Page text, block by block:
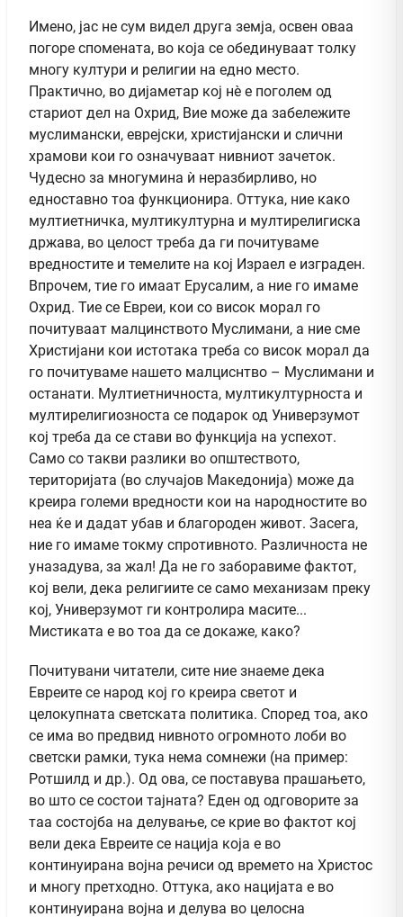
Имено, јас не сум видел друга земја, освен оваа
погоре спомената, во која се обединуваат толку
многу култури и религии на едно место.
Практично, во дијаметар кој нè е поголем од
стариот дел на Охрид, Вие може да забележите
муслимански, еврејски, христијански и слични
храмови кои го означуваат нивниот зачеток.
Чудесно за многумина ѝ неразбирливо, но
едноставно тоа функционира. Оттука, ние како
мултиетничка, мултикултурна и мултирелигиска
држава, во целост треба да ги почитуваме
вредностите и темелите на кој Израел е изграден.
Впрочем, тие го имаат Ерусалим, а ние го имаме
Охрид. Тие се Евреи, кои со висок морал го
почитуваат малцинството Муслимани, а ние сме
Христијани кои истотака треба со висок морал да
го почитуваме нашето малциснтво – Муслимани и
останати. Мултиетничноста, мултикултурноста и
мултирелигиозноста се подарок од Универзумот
кој треба да се стави во функција на успехот.
Само со такви разлики во општеството,
територијата (во случајов Македонија) може да
креира големи вредности кои на народностите во
неа ќе и дадат убав и благороден живот. Засега,
ние го имаме токму спротивното. Различноста не
уназадува, за жал! Да не го заборавиме фактот,
кој вели, дека религиите се само механизам преку
кој, Универзумот ги контролира масите...
Мистиката е во тоа да се докаже, како?
Почитувани читатели, сите ние знаеме дека
Евреите се народ кој го креира светот и
целокупната светската политика. Според тоа, ако
се има во предвид нивното огромното лоби во
светски рамки, тука нема сомнежи (на пример:
Ротшилд и др.). Од ова, се поставува прашањето,
во што се состои тајната? Еден од одговорите за
таа состојба на делување, се крие во фактот кој
вели дека Евреите се нација која е во
континуирана војна речиси од времето на Христос
и многу претходно. Оттука, ако нацијата е во
континуирана војна и делува во целосна